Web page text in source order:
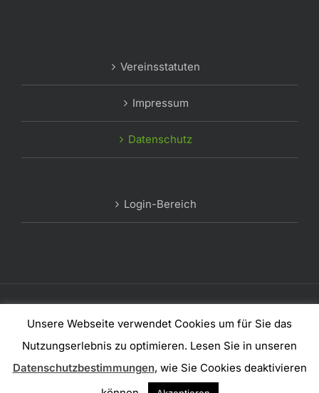
Vereinsstatuten
Impressum
Datenschutz
Login-Bereich
FacebookInstagramLinkedIn
Unsere Webseite verwendet Cookies um für Sie das
Nutzungserlebnis zu optimieren. Lesen Sie in unseren
Datenschutzbestimmungen, wie Sie Cookies deaktivieren